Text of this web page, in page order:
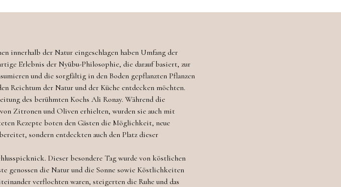
innerhalb der Natur eingeschlagen haben Umfang der
Erlebnis der Nyübu-Philosophie, die darauf basiert, zur
und die sorgfältig in den Boden gepflanzten Pflanzen
Reichtum der Natur und der Küche entdecken möchten.
des berühmten Kochs Ali Ronay. Während die
Zitronen und Oliven erhielten, wurden sie auch mit
Rezepte boten den Gästen die Möglichkeit, neue
sondern entdeckten auch den Platz dieser
Dieser besondere Tag wurde von köstlichen
genossen die Natur und die Sonne sowie Köstlichkeiten
verflochten waren, steigerten die Ruhe und das